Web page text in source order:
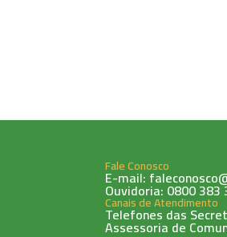
Fale Conosco
E-mail:
Ouvidoria: 0800 383
Canais de Atendimento
Telefones das
Assessoria de